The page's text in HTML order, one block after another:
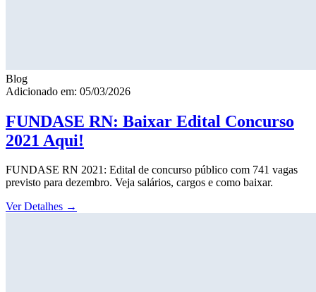
Blog
Adicionado em: 05/03/2026
FUNDASE RN: Baixar Edital Concurso
2021 Aqui!
FUNDASE RN 2021: Edital de concurso público com 741 vagas
previsto para dezembro. Veja salários, cargos e como baixar.
Ver Detalhes →